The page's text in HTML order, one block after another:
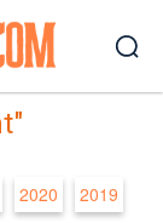
2020 2019